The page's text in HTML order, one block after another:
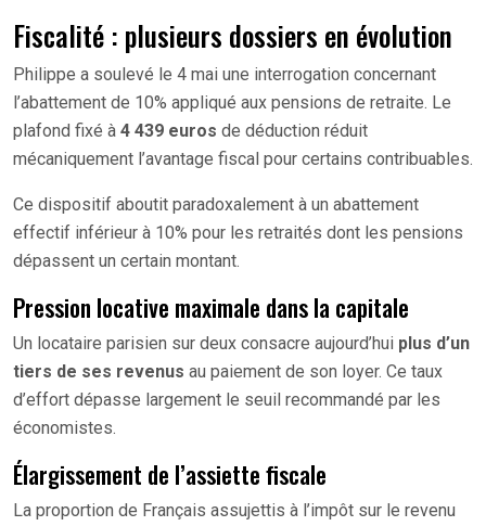
Fiscalité : plusieurs dossiers en évolution
Philippe a soulevé le 4 mai une interrogation concernant
l’abattement de 10% appliqué aux pensions de retraite. Le
plafond fixé à 4 439 euros de déduction réduit
mécaniquement l’avantage fiscal pour certains contribuables.
Ce dispositif aboutit paradoxalement à un abattement
effectif inférieur à 10% pour les retraités dont les pensions
dépassent un certain montant.
Pression locative maximale dans la capitale
Un locataire parisien sur deux consacre aujourd’hui plus d’un
tiers de ses revenus au paiement de son loyer. Ce taux
d’effort dépasse largement le seuil recommandé par les
économistes.
Élargissement de l’assiette fiscale
La proportion de Français assujettis à l’impôt sur le revenu